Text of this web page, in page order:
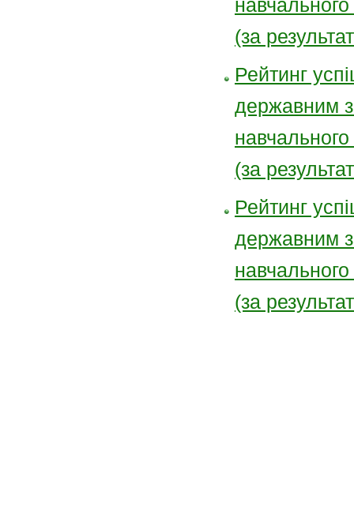
(за
Рейтинг
державним
(за
Рейтинг
державним
(за